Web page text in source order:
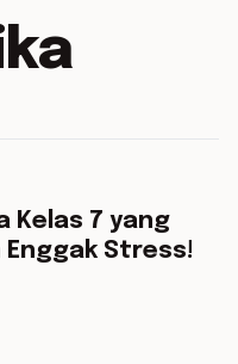
Kelas 7 yang
Enggak Stress!